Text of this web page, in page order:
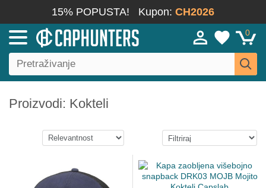
15% POPUSTA! Kupon: CH2026
0
Proizvodi: Kokteli